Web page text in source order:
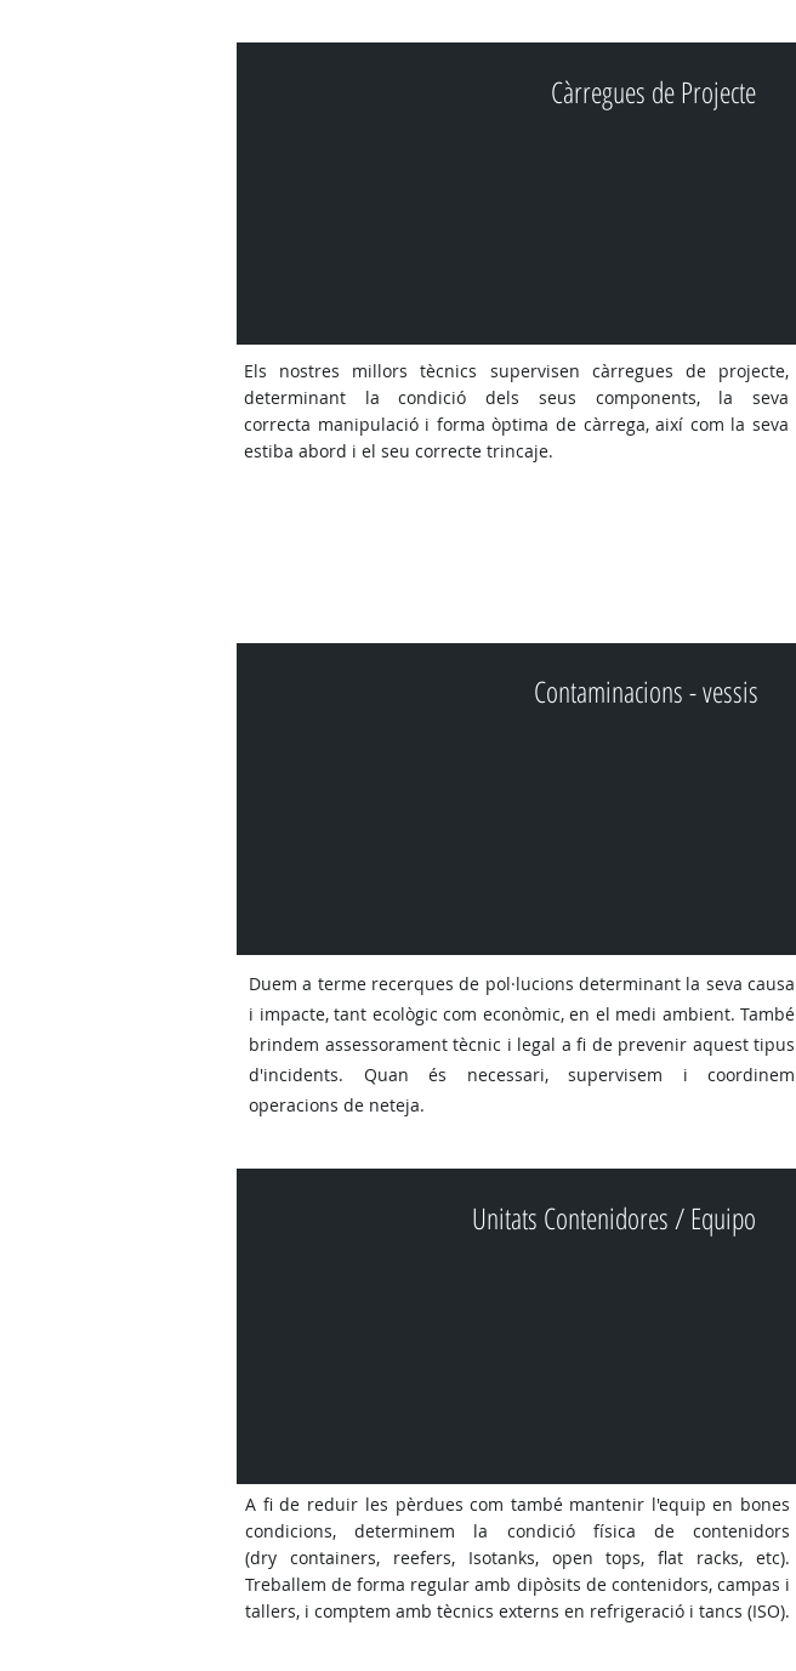
Els nostres millors tècnics supervisen càrregues de projecte,
determinant la condició dels seus components, la seva
correcta manipulació i forma òptima de càrrega, així com la seva
estiba abord i el seu correcte trincaje.
Càrregues de Projecte
Contaminacions - vessis
Duem a terme recerques de pol·lucions determinant la seva causa
i impacte, tant ecològic com econòmic, en el medi ambient. També
brindem assessorament tècnic i legal a fi de prevenir aquest tipus
d'incidents. Quan és necessari, supervisem i coordinem
operacions de neteja.
Unitats Contenidores / Equipo
A fi de reduir les pèrdues com també mantenir l'equip en bones
condicions, determinem la condició física de contenidors
(dry containers, reefers, Isotanks, open tops, flat racks, etc).
Treballem de forma regular amb dipòsits de contenidors, campas i
tallers, i comptem amb tècnics externs en refrigeració i tancs (ISO).